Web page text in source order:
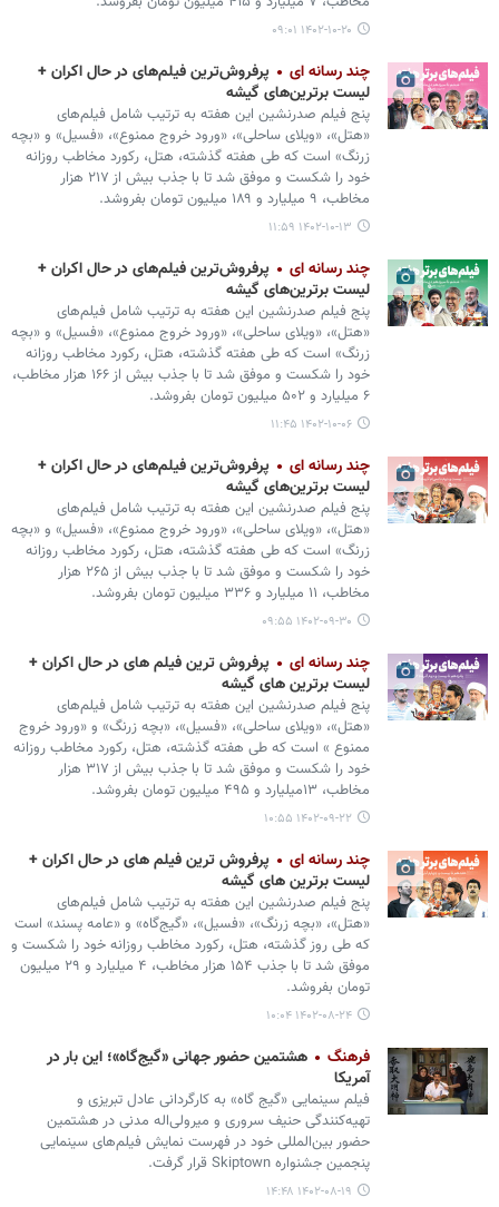
۱۴۰۲-۱۰-۲۰ ۰۹:۰۱
چند رسانه ای
پرفروش‌ترین فیلم‌های در حال اکران +
لیست برترین‌های گیشه
پنج فیلم صدرنشین این هفته به ترتیب شامل فیلم‌های
«هتل»، «ویلای ساحلی»، «ورود خروج ممنوع»، «فسیل» و «بچه
زرنگ» است که طی هفته گذشته، هتل، رکورد مخاطب روزانه
خود را شکست و موفق شد تا با جذب بیش از ۲۱۷ هزار
مخاطب، ۹ میلیارد و ۱۸۹ میلیون تومان بفروشد.
۱۴۰۲-۱۰-۱۳ ۱۱:۵۹
چند رسانه ای
پرفروش‌ترین فیلم‌های در حال اکران +
لیست برترین‌های گیشه
پنج فیلم صدرنشین این هفته به ترتیب شامل فیلم‌های
«هتل»، «ویلای ساحلی»، «ورود خروج ممنوع»، «فسیل» و «بچه
زرنگ» است که طی هفته گذشته، هتل، رکورد مخاطب روزانه
خود را شکست و موفق شد تا با جذب بیش از ۱۶۶ هزار مخاطب،
۶ میلیارد و ۵۰۲ میلیون تومان بفروشد.
۱۴۰۲-۱۰-۰۶ ۱۱:۴۵
چند رسانه ای
پرفروش‌ترین فیلم‌های در حال اکران +
لیست برترین‌های گیشه
پنج فیلم صدرنشین این هفته به ترتیب شامل فیلم‌های
«هتل»، «ویلای ساحلی»، «ورود خروج ممنوع»، «فسیل» و «بچه
زرنگ» است که طی هفته گذشته، هتل، رکورد مخاطب روزانه
خود را شکست و موفق شد تا با جذب بیش از ۲۶۵ هزار
مخاطب، ۱۱ میلیارد و ۳۳۶ میلیون تومان بفروشد.
۱۴۰۲-۰۹-۳۰ ۰۹:۵۵
چند رسانه ای
پرفروش ترین فیلم های در حال اکران +
لیست برترین های گیشه
پنج فیلم صدرنشین این هفته به ترتیب شامل فیلم‌های
«هتل»، «ویلای ساحلی»، «فسیل»، «بچه زرنگ» و «ورود خروج
ممنوع » است که طی هفته گذشته، هتل، رکورد مخاطب روزانه
خود را شکست و موفق شد تا با جذب بیش از ۳۱۷ هزار
مخاطب، ۱۳میلیارد و ۴۹۵ میلیون تومان بفروشد.
۱۴۰۲-۰۹-۲۲ ۱۰:۵۵
چند رسانه ای
پرفروش ترین فیلم های در حال اکران +
لیست برترین های گیشه
پنج فیلم صدرنشین این هفته به ترتیب شامل فیلم‌های
«هتل»، «بچه زرنگ»، «فسیل»، «گیج‌گاه» و «عامه پسند» است
که طی روز گذشته، هتل، رکورد مخاطب روزانه خود را شکست و
موفق شد تا با جذب ۱۵۴ هزار مخاطب، ۴ میلیارد و ۲۹ میلیون
تومان بفروشد.
۱۴۰۲-۰۸-۲۴ ۱۰:۰۴
فرهنگ
هشتمین حضور جهانی «گیج‌گاه»؛ این بار در
آمریکا
فیلم سینمایی «گیج گاه» به کارگردانی عادل تبریزی و
تهیه‌کنندگی حنیف سروری و میرولی‌اله مدنی در هشتمین
حضور بین‌المللی خود در فهرست نمایش فیلم‌های سینمایی
پنجمین جشنواره Skiptown قرار گرفت.
۱۴۰۲-۰۸-۱۹ ۱۴:۴۸